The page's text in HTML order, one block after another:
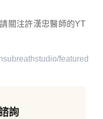
關注許漢忠醫師的YT
featured
詢